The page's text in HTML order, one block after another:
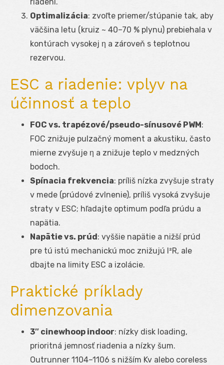
Optimalizácia: zvoľte priemer/stúpanie tak, aby
väčšina letu (kruiz ~ 40–70 % plynu) prebiehala v
kontúrach vysokej η a zároveň s teplotnou
rezervou.
ESC a riadenie: vplyv na
účinnosť a teplo
FOC vs. trapézové/pseudo-sínusové PWM:
FOC znižuje pulzačný moment a akustiku, často
mierne zvyšuje η a znižuje teplo v medzných
bodoch.
Spínacia frekvencia: príliš nízka zvyšuje straty
v mede (prúdové zvlnenie), príliš vysoká zvyšuje
straty v ESC; hľadajte optimum podľa prúdu a
napätia.
Napätie vs. prúd: vyššie napätie a nižší prúd
pre tú istú mechanickú moc znižujú I²R, ale
dbajte na limity ESC a izolácie.
Praktické príklady
dimenzovania
3″ cinewhoop indoor: nízky disk loading,
prioritná jemnosť riadenia a nízky šum.
Outrunner 1104–1106 s nižším Kv alebo coreless